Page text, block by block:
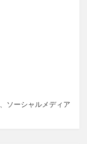
ソーシャルメディア